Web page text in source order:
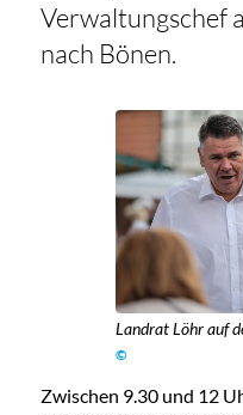
Verwaltungschef
nach Bönen.
Landrat Löhr auf
©
Zwischen 9.30 und 12